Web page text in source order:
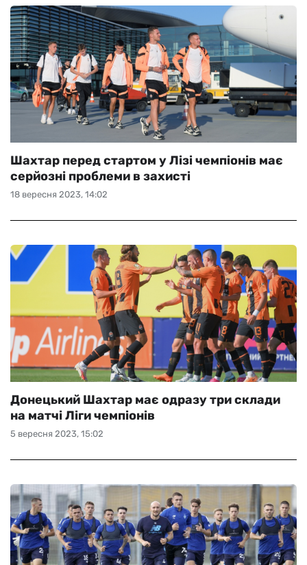
18 вересня 2023, 14:02
Шахтар перед стартом у Лізі чемпіонів має
серйозні проблеми в захисті
5 вересня 2023, 15:02
Донецький Шахтар має одразу три склади
на матчі Ліги чемпіонів